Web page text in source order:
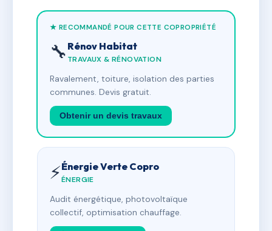
★ RECOMMANDÉ POUR CETTE COPROPRIÉTÉ
🔧 Rénov Habitat
TRAVAUX & RÉNOVATION
Ravalement, toiture, isolation des parties
communes. Devis gratuit.
Obtenir un devis travaux
⚡Énergie Verte Copro
ÉNERGIE
Audit énergétique, photovoltaïque
collectif, optimisation chauffage.